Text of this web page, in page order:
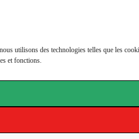
utilisons des technologies telles que les
et fonctions.